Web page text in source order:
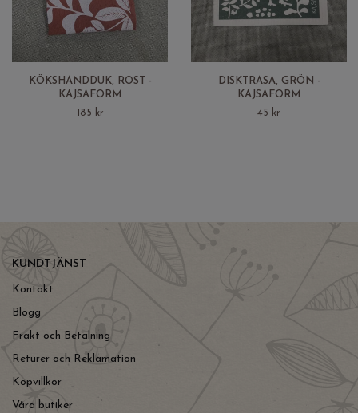
KÖKSHANDDUK, ROST -
KAJSAFORM
185 kr
DISKTRASA, GRÖN -
KAJSAFORM
45 kr
KUNDTJÄNST
Kontakt
Blogg
Frakt och Betalning
Returer och Reklamation
Köpvillkor
Våra butiker